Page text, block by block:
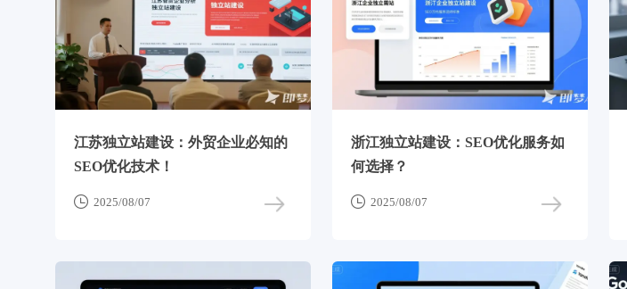
江苏独立站建设：外贸企业必知的
SEO优化技术！
 2025/08/07
浙江独立站建设：SEO优化服务如
何选择？
 2025/08/07